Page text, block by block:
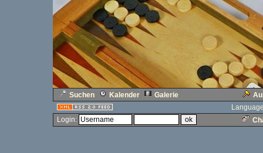
Suchen Kalender Galerie
Login: